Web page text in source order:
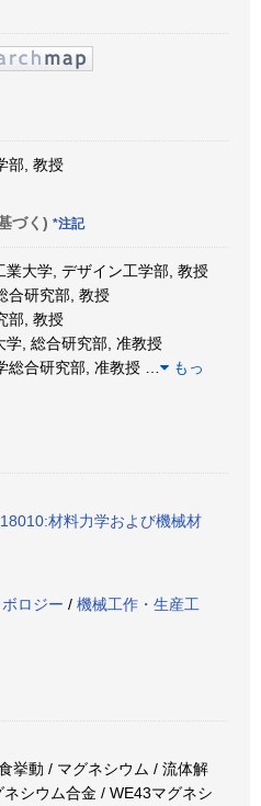
部, 教授
づく) *注記
大学, デザイン工学部, 教授
合研究部, 教授
部, 教授
, 総合研究部, 准教授
総合研究部, 准教授
もっ
材料力学および機械材
ロジー / 機械工作・生産工
挙動 / マグネシウム / 流体解
シウム合金 / WE43マグネシ